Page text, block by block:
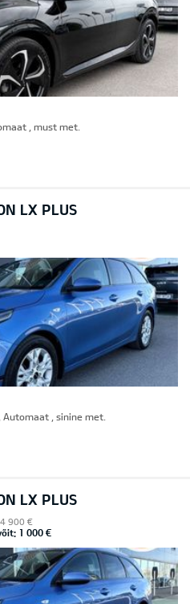
, must met.
LX PLUS
Automaat , sinine met.
LX PLUS
900 €
1 000 €